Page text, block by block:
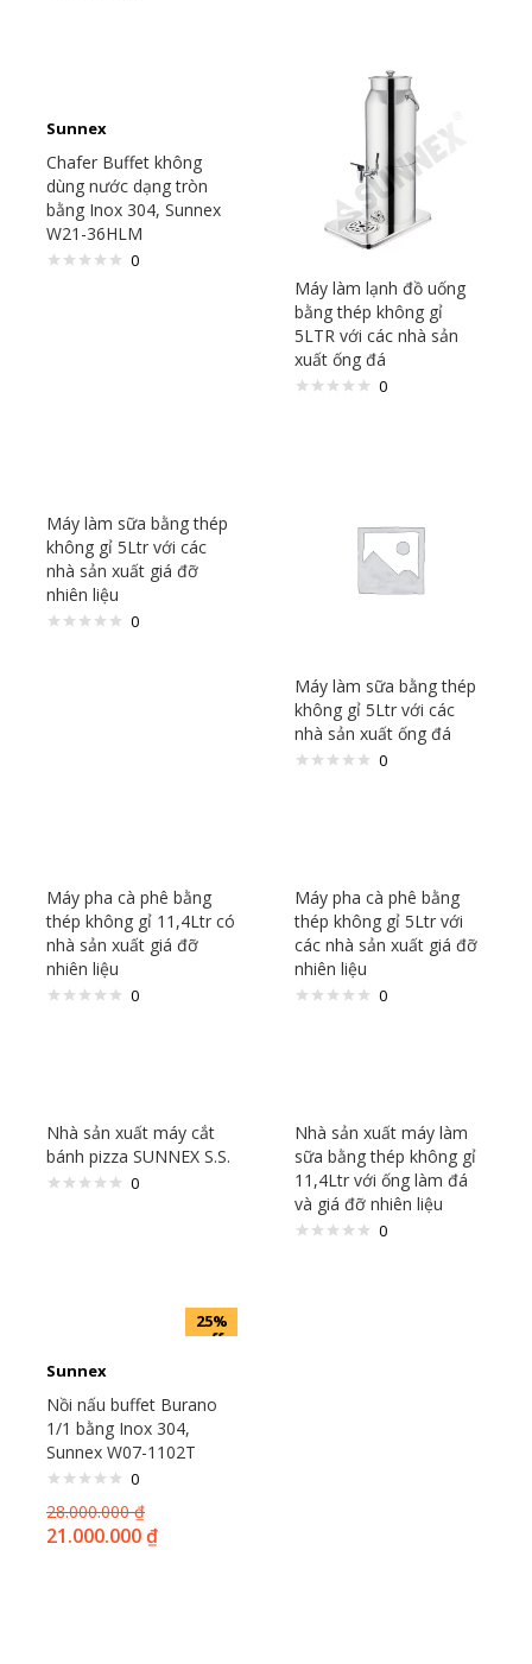
Sunnex
Chafer Buffet không
dùng nước dạng tròn
bằng Inox 304, Sunnex
W21-36HLM
0
Máy làm lạnh đồ uống
bằng thép không gỉ
5LTR với các nhà sản
xuất ống đá
0
Máy làm sữa bằng thép
không gỉ 5Ltr với các
nhà sản xuất giá đỡ
nhiên liệu
0
Máy làm sữa bằng thép
không gỉ 5Ltr với các
nhà sản xuất ống đá
0
Máy pha cà phê bằng
thép không gỉ 11,4Ltr có
nhà sản xuất giá đỡ
nhiên liệu
0
Máy pha cà phê bằng
thép không gỉ 5Ltr với
các nhà sản xuất giá đỡ
nhiên liệu
0
Nhà sản xuất máy cắt
bánh pizza SUNNEX S.S.
0
Nhà sản xuất máy làm
sữa bằng thép không gỉ
11,4Ltr với ống làm đá
và giá đỡ nhiên liệu
0
25%
off
Sunnex
Nồi nấu buffet Burano
1/1 bằng Inox 304,
Sunnex W07-1102T
0
28.000.000₫
21.000.000₫